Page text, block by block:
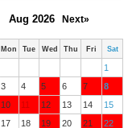
Aug 2026 Next»
Mon Tue Wed Thu Fri Sat
1
3 4 5 6 7
8
10 11 12 13 14
15
17 18 19 20 21
22